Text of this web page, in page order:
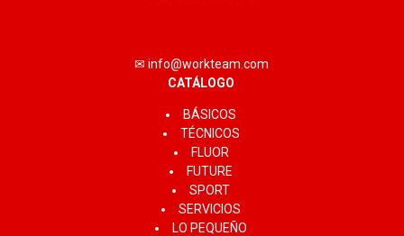
✉ info@workteam.com
CATÁLOGO
BÁSICOS
TÉCNICOS
FLUOR
FUTURE
SPORT
SERVICIOS
LO PEQUEÑO